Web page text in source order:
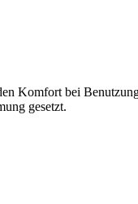
Komfort bei
gesetzt.